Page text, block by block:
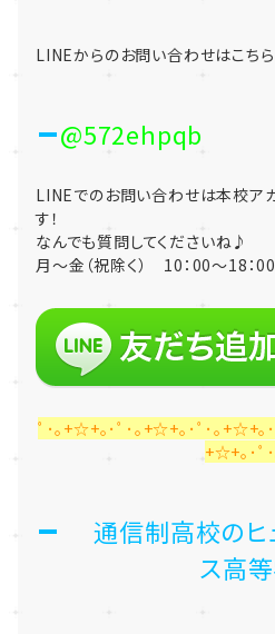
LINEからのお問い合わせはこちら
@572ehpqb
LINEでのお問い合わせは本校ア
す！
なんでも質問してくださいね♪
月～金（祝除く） 10：00～18：
ﾟ･｡+☆+｡･ﾟ･｡+☆+｡･ﾟ･｡+☆+｡
+☆+｡･ﾟ
通信制高校のヒ
ス高